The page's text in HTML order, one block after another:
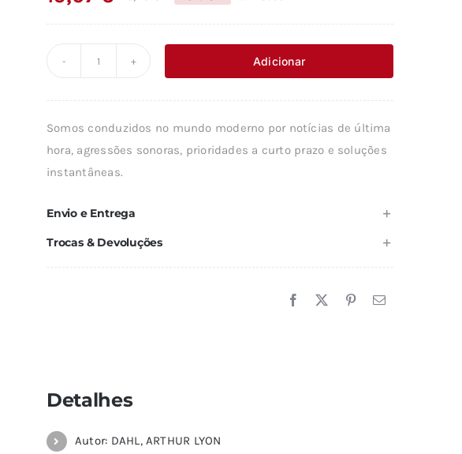
O
era:
O
é:
Adicionar
Somos conduzidos no mundo moderno por notícias de última
hora, agressões sonoras, prioridades a curto prazo e soluções
instantâneas.
Envio e Entrega
Trocas & Devoluções
Detalhes
Autor: DAHL, ARTHUR LYON